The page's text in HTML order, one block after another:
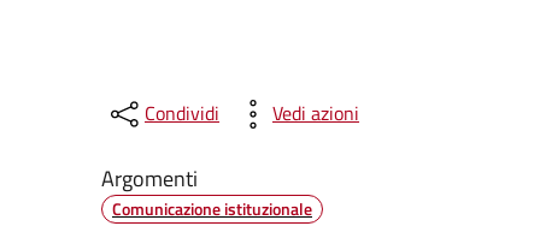
Condividi Vedi azioni
Argomenti
Comunicazione istituzionale